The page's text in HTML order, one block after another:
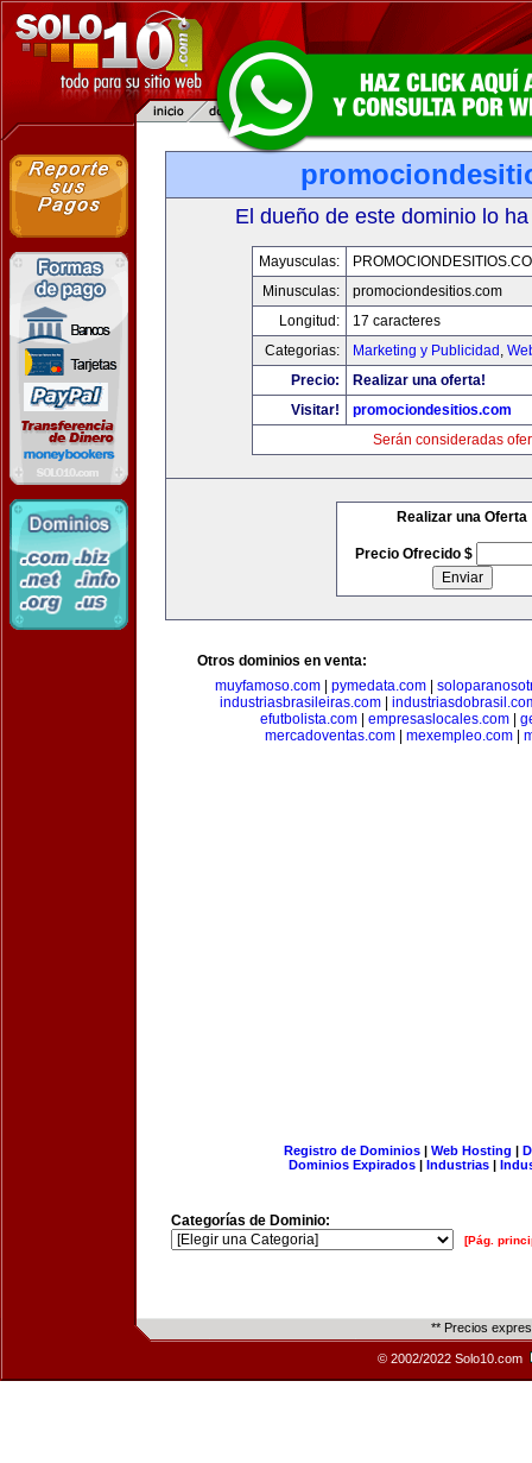
El dueño de este dominio lo
Mayusculas:
Minusculas:
promociondesitios.com
Longitud:
17 caracteres
Categorias:
Marketing y Publicidad ,
Precio:
Realizar una oferta!
Visitar!
promociondesitios.com
Serán consideradas
Realizar una Oferta
Precio Ofrecido $
Otros dominios en venta:
muyfamoso.com
pymedata.com
industriasbrasileiras.com|
efutbolista.com| empresaslocales.com|
mercadoventas.com
mexempleo.com
Registro de Dominios| Web Hosting |
Dominios Expirados | Industrias |
Categorías de Dominio:
[Pág.
** Precios
© 2002/2022 Solo10.com